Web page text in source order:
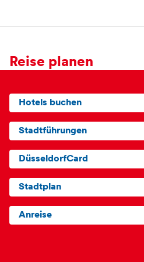
Reise planen
Hotels buchen
Stadtführungen
DüsseldorfCard
Stadtplan
Anreise